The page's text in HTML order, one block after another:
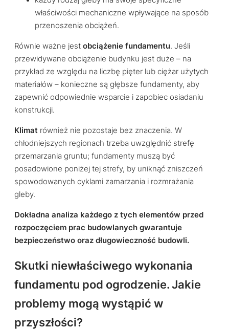
właściwości mechaniczne wpływające na sposób
przenoszenia obciążeń.
Równie ważne jest obciążenie fundamentu. Jeśli
przewidywane obciążenie budynku jest duże – na
przykład ze względu na liczbę pięter lub ciężar użytych
materiałów – konieczne są głębsze fundamenty, aby
zapewnić odpowiednie wsparcie i zapobiec osiadaniu
konstrukcji.
Klimat również nie pozostaje bez znaczenia. W
chłodniejszych regionach trzeba uwzględnić strefę
przemarzania gruntu; fundamenty muszą być
posadowione poniżej tej strefy, by uniknąć zniszczeń
spowodowanych cyklami zamarzania i rozmrażania
gleby.
Dokładna analiza każdego z tych elementów przed
rozpoczęciem prac budowlanych gwarantuje
bezpieczeństwo oraz długowieczność budowli.
Skutki niewłaściwego wykonania
fundamentu pod ogrodzenie. Jakie
problemy mogą wystąpić w
przyszłości?